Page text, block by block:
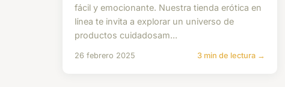
fácil y emocionante. Nuestra tienda erótica en
línea te invita a explorar un universo de
productos cuidadosam...
26 febrero 2025 3 min de lectura →